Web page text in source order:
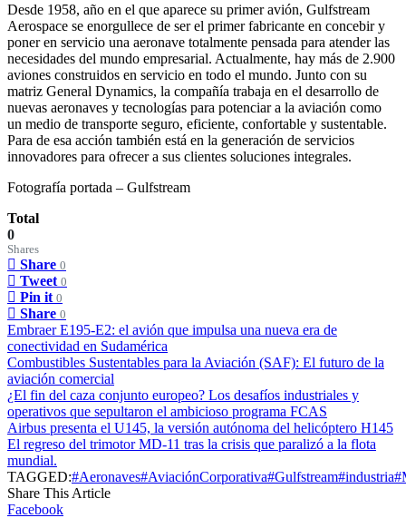
Desde 1958, año en el que aparece su primer avión, Gulfstream
Aerospace se enorgullece de ser el primer fabricante en concebir y
poner en servicio una aeronave totalmente pensada para atender las
necesidades del mundo empresarial. Actualmente, hay más de 2.900
aviones construidos en servicio en todo el mundo. Junto con su
matriz General Dynamics, la compañía trabaja en el desarrollo de
nuevas aeronaves y tecnologías para potenciar a la aviación como
un medio de transporte seguro, eficiente, confortable y sustentable.
Para de esa acción también está en la generación de servicios
innovadores para ofrecer a sus clientes soluciones integrales.
Fotografía portada – Gulfstream
Total
0
Shares
Share 0
Tweet 0
Pin it 0
Share 0
Embraer E195-E2: el avión que impulsa una nueva era de
conectividad en Sudamérica
Combustibles Sustentables para la Aviación (SAF): El futuro de la
aviación comercial
¿El fin del caza conjunto europeo? Los desafíos industriales y
operativos que sepultaron el ambicioso programa FCAS
Airbus presenta el U145, la versión autónoma del helicóptero H145
El regreso del trimotor MD-11 tras la crisis que paralizó a la flota
mundial.
TAGGED:#Aeronaves#AviaciónCorporativa#Gulfstream#industria
Share This Article
Facebook